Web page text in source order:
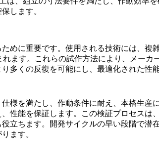
します。
めに重要です。使用される技術には、複
れます。これらの試作方法により、メー
多くの反復を可能にし、最適化された性
様を満たし、作動条件に耐え、本格生
性能を保証します。この検証プロセスは、
立ちます。開発サイクルの早い段階で
ます。